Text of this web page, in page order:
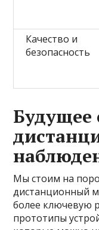
Качество и
безопасность
Будущее
Мы стоим на
дистанционный
более ключевую
прототипы